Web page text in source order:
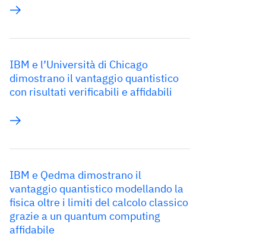
IBM e l’Università di Chicago
dimostrano il vantaggio quantistico
con risultati verificabili e affidabili
IBM e Qedma dimostrano il
vantaggio quantistico modellando la
fisica oltre i limiti del calcolo classico
grazie a un quantum computing
affidabile